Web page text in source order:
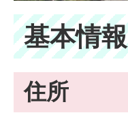
基本情報
住所